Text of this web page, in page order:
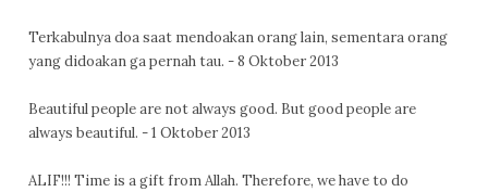
Terkabulnya doa saat mendoakan orang lain, sementara orang
yang didoakan ga pernah tau. - 8 Oktober 2013
Beautiful people are not always good. But good people are
always beautiful. - 1 Oktober 2013
ALIF!!! Time is a gift from Allah. Therefore, we have to do